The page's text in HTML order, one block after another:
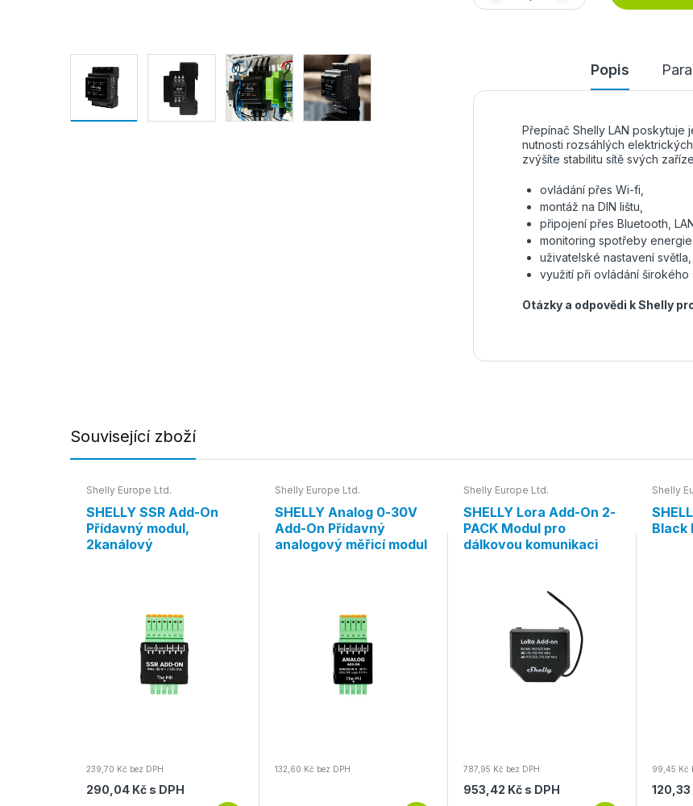
Popis
Přepínač Shelly LAN
nutnosti rozsáhlých
zvýšíte stabilitu sítě svých
ovládání přes Wi-fi,
montáž na DIN lištu,
připojení přes Bluetooth,
monitoring spotřeby energie,
uživatelské nastavení světla,
využití při ovládání
Otázky a odpovědi k Shelly
Související zboží
Shelly Europe Ltd.
SHELLY SSR Add-On
Přídavný modul,
2kanálový
239,70 Kč bez DPH
290,04 Kč s DPH
Shelly Europe Ltd.
SHELLY Analog 0-30V
Add-On Přídavný
analogový měřicí modul
132,60 Kč bez DPH
Shelly Europe Ltd.
SHELLY Lora Add-On 2-
PACK Modul pro
dálkovou komunikaci
787,95 Kč bez DPH
953,42 Kč s DPH
Shelly
Black
99,45 Kč
120,33